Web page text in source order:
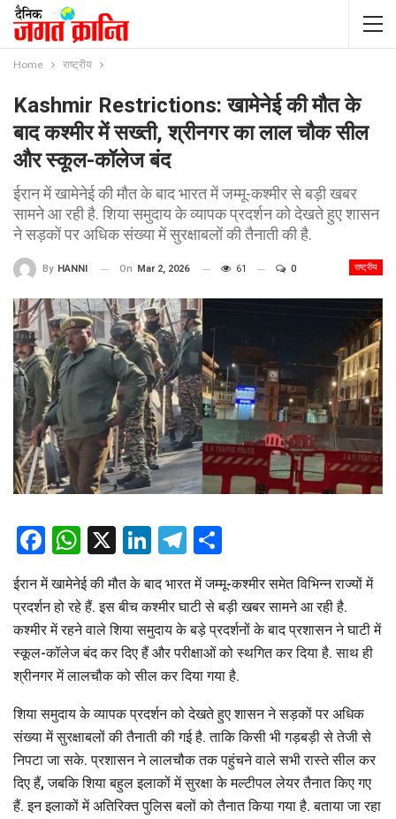
Home राष्ट्रीय
Kashmir Restrictions: खामेनेई की मौत के
बाद कश्मीर में सख्ती, श्रीनगर का लाल चौक सील
और स्कूल-कॉलेज बंद
ईरान में खामेनेई की मौत के बाद भारत में जम्मू-कश्मीर से बड़ी खबर
सामने आ रही है. शिया समुदाय के व्यापक प्रदर्शन को देखते हुए शासन
ने सड़कों पर अधिक संख्या में सुरक्षाबलों की तैनाती की है.
राष्ट्रीय
By HANNI On Mar 2, 2026 61 0
Facebook
WhatsApp
X LinkedIn
Telegram
ईरान में खामेनेई की मौत के बाद भारत में जम्मू-कश्मीर समेत विभिन्न राज्यों में
प्रदर्शन हो रहे हैं. इस बीच कश्मीर घाटी से बड़ी खबर सामने आ रही है.
कश्मीर में रहने वाले शिया समुदाय के बड़े प्रदर्शनों के बाद प्रशासन ने घाटी में
स्कूल-कॉलेज बंद कर दिए हैं और परीक्षाओं को स्थगित कर दिया है. साथ ही
श्रीनगर में लालचौक को सील कर दिया गया है.
शिया समुदाय के व्यापक प्रदर्शन को देखते हुए शासन ने सड़कों पर अधिक
संख्या में सुरक्षाबलों की तैनाती की गई है. ताकि किसी भी गड़बड़ी से तेजी से
निपटा जा सके. प्रशासन ने लालचौक तक पहुंचने वाले सभी रास्ते सील कर
दिए हैं, जबकि शिया बहुल इलाकों में सुरक्षा के मल्टीपल लेयर तैनात किए गए
हैं. इन इलाकों में अतिरिक्त पुलिस बलों को तैनात किया गया है. बताया जा रहा